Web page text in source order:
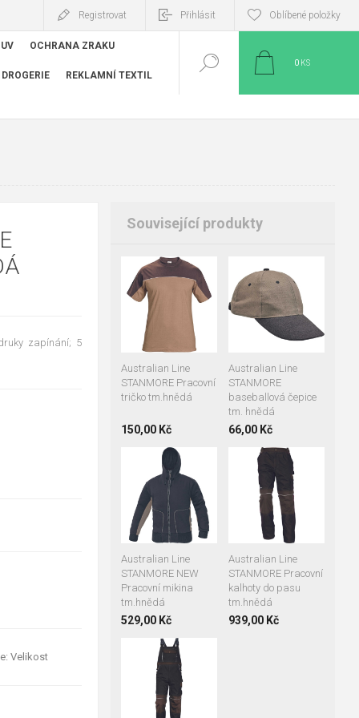
Registrovat Přihlásit Oblíbené položky
OCHRANA ZRAKU
DROGERIE REKLAMNÍ TEXTIL
0 KS
zapínání; 5
Velikost
Související produkty
Australian Line
STANMORE Pracovní
tričko tm.hnědá
150,00 Kč
Australian Line
STANMORE
baseballová čepice
tm. hnědá
66,00 Kč
Australian Line
STANMORE NEW
Pracovní mikina
tm.hnědá
529,00 Kč
M XXL
Australian Line
STANMORE Pracovní
kalhoty do pasu
tm.hnědá
939,00 Kč
50
54
50
56
60